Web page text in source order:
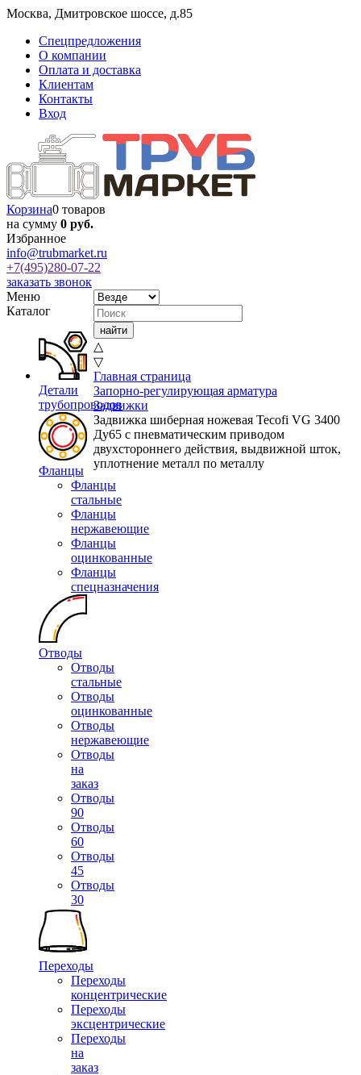
Москва, Дмитровское шоссе, д.85
Спецпредложения
О компании
Оплата и доставка
Клиентам
Контакты
Вход
Корзина0 товаров
на сумму 0 руб.
Избранное
info@trubmarket.ru
+7(495)280-07-22
заказать звонок
Меню
Каталог
Детали
трубопроводов
Фланцы
Фланцы
стальные
Фланцы
нержавеющие
Фланцы
оцинкованные
Фланцы
спецназначения
Отводы
Отводы
стальные
Отводы
оцинкованные
Отводы
нержавеющие
Отводы
на
заказ
Отводы
90
Отводы
60
Отводы
45
Отводы
30
Переходы
Переходы
концентрические
Переходы
эксцентрические
Переходы
на
заказ
△
▽
Главная страница
Запорно-регулирующая арматура
Задвижки
Задвижка шиберная ножевая Tecofi VG 3400
Ду65 с пневматическим приводом
двухстороннего действия, выдвижной шток,
уплотнение металл по металлу